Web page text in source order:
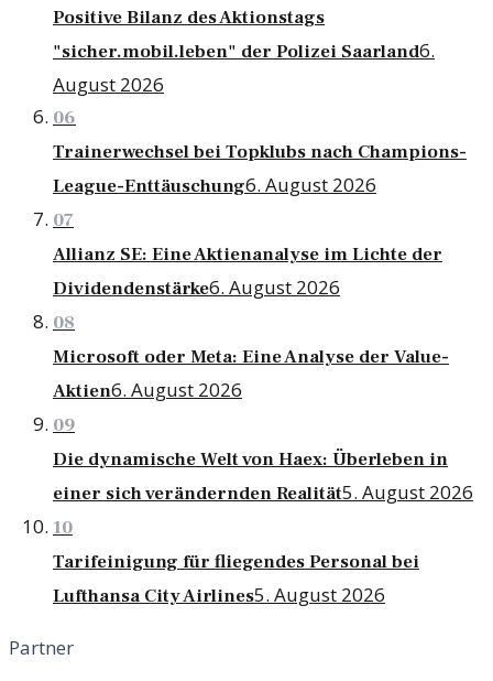
Positive Bilanz des Aktionstags
"sicher.mobil.leben" der Polizei Saarland6.
August 2026
06
Trainerwechsel bei Topklubs nach Champions-
League-Enttäuschung6. August 2026
07
Allianz SE: Eine Aktienanalyse im Lichte der
Dividendenstärke6. August 2026
08
Microsoft oder Meta: Eine Analyse der Value-
Aktien6. August 2026
09
Die dynamische Welt von Haex: Überleben in
einer sich verändernden Realität5. August 2026
10
Tarifeinigung für fliegendes Personal bei
Lufthansa City Airlines5. August 2026
Partner